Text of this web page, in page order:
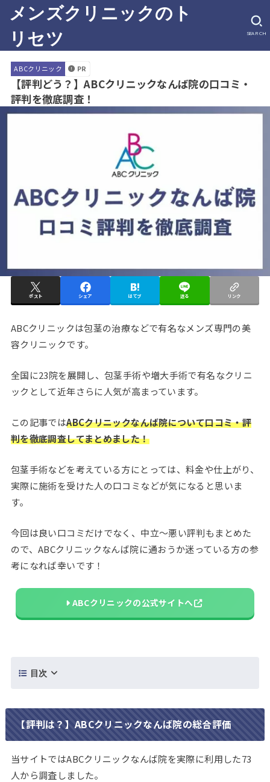
メンズクリニックのト
リセツ
SEARCH
ABCクリニック PR
【評判どう？】ABCクリニックなんば院の口コミ・
評判を徹底調査！
ポスト シェア はてブ 送る リンク
ABCクリニックは包茎の治療などで有名なメンズ専門の美
容クリニックです。
全国に23院を展開し、包茎手術や増大手術で有名なクリニ
ックとして近年さらに人気が高まっています。
この記事ではABCクリニックなんば院について口コミ・評
判を徹底調査してまとめました！
包茎手術などを考えている方にとっては、料金や仕上がり、
実際に施術を受けた人の口コミなどが気になると思いま
す。
今回は良い口コミだけでなく、中立～悪い評判もまとめた
ので、ABCクリニックなんば院に通おうか迷っている方の参
考になれば幸いです！
ABCクリニックの公式サイトへ
目次
【評判は？】ABCクリニックなんば院の総合評価
当サイトではABCクリニックなんば院を実際に利用した73
人から調査しました。